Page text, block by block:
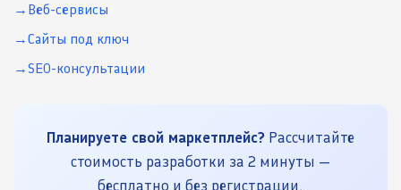
Веб-сервисы
Сайты под ключ
SEO-консультации
Планируете свой маркетплейс? Рассчитайте
стоимость разработки за 2 минуты —
бесплатно и без регистрации.